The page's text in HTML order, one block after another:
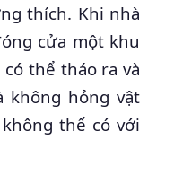
thích. Khi nhà
cửa một khu
thể tháo ra và
không hỏng vật
thể có với